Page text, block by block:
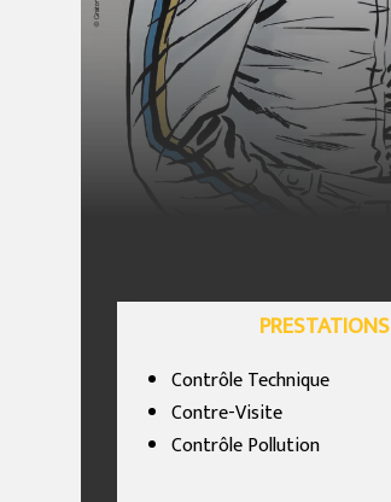
PRESTATIONS
Contrôle Technique
Contre-Visite
Contrôle Pollution